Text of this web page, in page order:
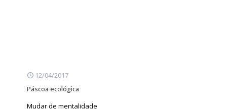
12/04/2017
Páscoa ecológica
Mudar de mentalidade